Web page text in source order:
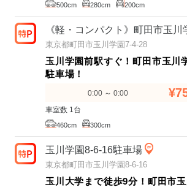
500cm 280cm 200cm
《軽・コンパクト》町田市玉
東京都町田市玉川学園7-4-28
玉川学園前駅すぐ！町田市玉川
駐車場！
0:00 ～ 0:00
車室数 1台
460cm 300cm
玉川学園8-6-16駐車場
東京都町田市玉川学園8-6-16
玉川大学まで徒歩9分！町田市